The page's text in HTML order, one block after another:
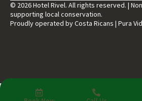
© 2026 Hotel Rivel. All rights reserved. |
supporting local conservation.
Proudly operated by Costa Ricans | Pura